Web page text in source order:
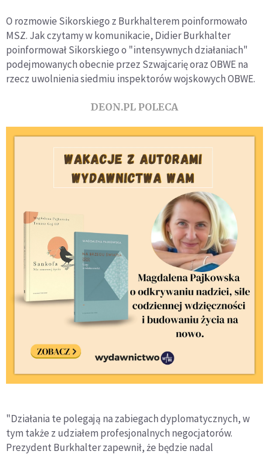
O rozmowie Sikorskiego z Burkhalterem poinformowało
MSZ. Jak czytamy w komunikacie, Didier Burkhalter
poinformował Sikorskiego o "intensywnych działaniach"
podejmowanych obecnie przez Szwajcarię oraz OBWE na
rzecz uwolnienia siedmiu inspektorów wojskowych OBWE.
DEON.PL POLECA
"Działania te polegają na zabiegach dyplomatycznych, w
tym także z udziałem profesjonalnych negocjatorów.
Prezydent Burkhalter zapewnił, że będzie nadal